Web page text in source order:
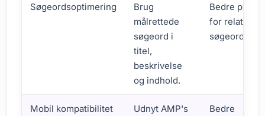
Søgeordsoptimering
Brug
målrettede
søgeord i
titel,
beskrivelse
og indhold.
Bedre
for
søgeord.
Mobil kompatibilitet
Udnyt AMP's
Bedre